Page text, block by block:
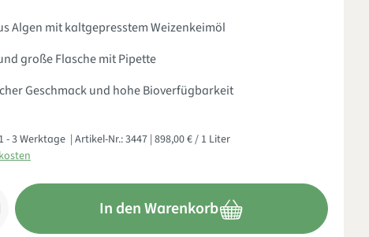
Algen mit kaltgepresstem Weizenkeimöl
große Flasche mit Pipette
Geschmack und hohe Bioverfügbarkeit
- 3 Werktage | Artikel-Nr.:3447 | 898,00 € / 1 Liter
Wert ein oder benutze die Schaltflächen um die Anzahl
In den Warenkorb